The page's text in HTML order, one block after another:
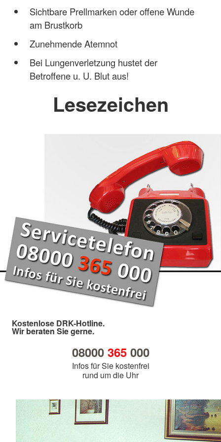
Sichtbare Prellmarken oder offene Wunde
am Brustkorb
Zunehmende Atemnot
Bei Lungenverletzung hustet der
Betroffene u. U. Blut aus!
Lesezeichen
Kostenlose DRK-Hotline.
Wir beraten Sie gerne.
08000 365000
Infos für Sie kostenfrei
rund um die Uhr